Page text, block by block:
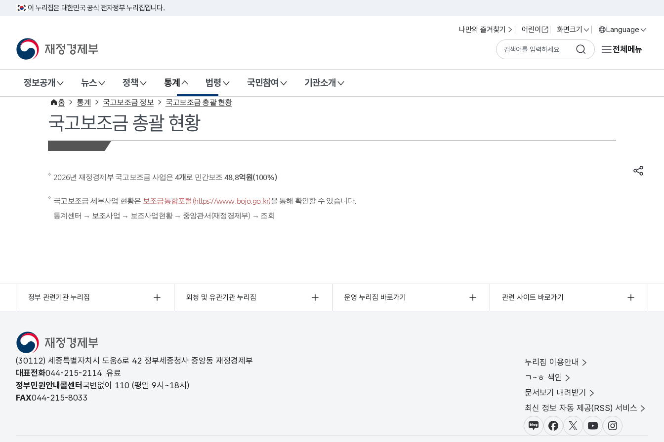
이 누리집은 대한민국 공식 전자정부 누리집입니다.
나만의 즐겨찾기 어린이 화면크기 Language
재정경제부(www.mofe.go.kr) 전체메뉴
정보공개 뉴스 정책 통계 법령 국민참여 기관소개
홈 통계 국고보조금 정보 국고보조금 총괄 현황
국고보조금 총괄 현황
2026년 재정경제부 국고보조금 사업은 4개로 민간보조 48.8억원(100%)
국고보조금 세부사업 현황은 보조금통합포털(https://www.bojo.go.kr)을 통해 확인할 수 있습니다.
통계센터 → 보조사업 → 보조사업현황 → 중앙관서(재정경제부) → 조회
정부 관련기관 누리집 외청 및 유관기관 누리집 운영 누리집 바로가기 관련 사이트 바로가기
(30112) 세종특별자치시 도움6로 42 정부세종청사 중앙동 재정경제부
대표전화044-215-2114 유료
정부민원안내콜센터 국번없이 110 (평일 9시~18시)
FAX044-215-8033
누리집 이용안내
ㄱ~ㅎ 색인
문서보기 내려받기
최신 정보 자동 제공(RSS) 서비스
블로그페이스북X(트위터)
유튜브인스타그램